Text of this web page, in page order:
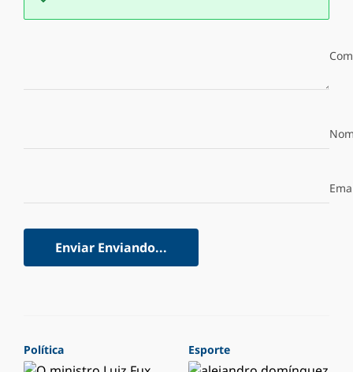
Enviar Enviando...
Política Esporte